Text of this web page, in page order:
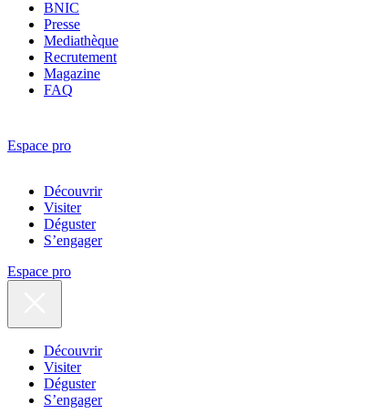
BNIC
Presse
Mediathèque
Recrutement
Magazine
FAQ
Espace pro
Découvrir
Visiter
Déguster
S’engager
Espace pro
Découvrir
Visiter
Déguster
S’engager